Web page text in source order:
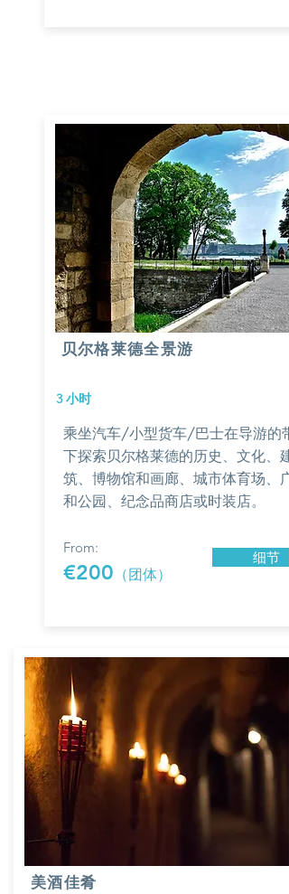
贝尔格莱德全景游
3 小时
乘坐汽车/小型货车/巴士在导游的
下探索贝尔格莱德的历史、文化、建
筑、博物馆和画廊、城市体育场、广
和公园、纪念品商店或时装店。
From:
€200 （团体）
细节
美酒佳肴